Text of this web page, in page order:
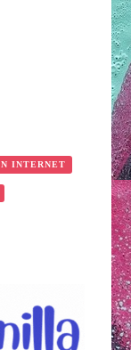
INTERNET